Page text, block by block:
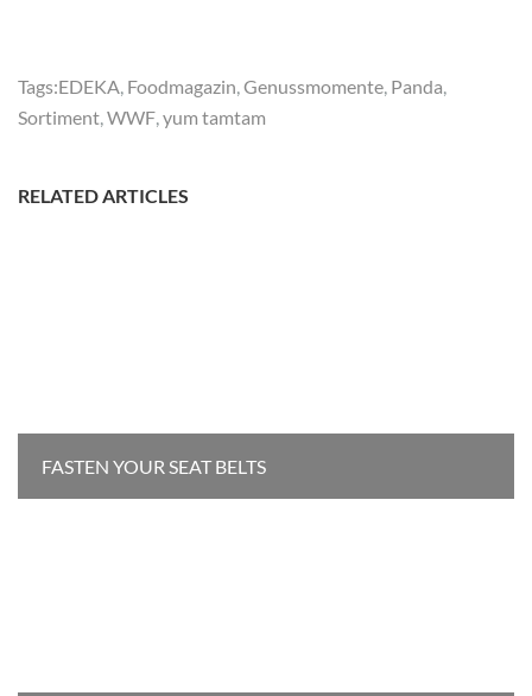
Tags:EDEKA, Foodmagazin,Genussmomente, Panda,
Sortiment,WWF,yum tamtam
RELATED ARTICLES
FASTEN YOUR SEAT BELTS